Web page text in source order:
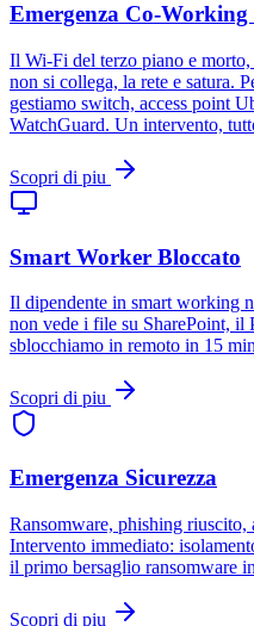
Emergenza Co-
Il Wi-Fi del terzo piano e
non si collega, la rete e satura.
gestiamo switch, access point
WatchGuard. Un intervento,
Scopri di piu
Smart Worker Bloccato
Il dipendente in smart working
non vede i file su SharePoint, il
sblocchiamo in remoto in 15
Scopri di piu
Emergenza Sicurezza
Ransomware, phishing riuscito,
Intervento immediato:
il primo bersaglio ransomware
Scopri di piu